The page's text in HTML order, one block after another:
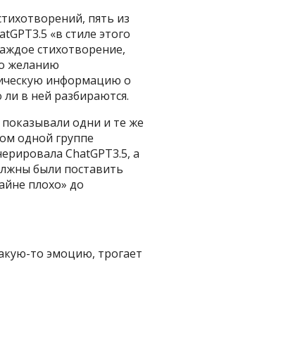
пять из
«в стиле этого
стихотворение,
желанию
информацию о
ли в ней разбираются.
одни и те же
одной группе
ChatGPT3.5, а
были поставить
плохо» до
то эмоцию, трогает